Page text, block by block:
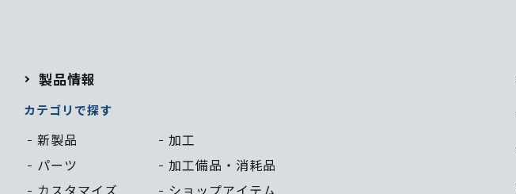
製品情報
カテゴリで探す
新製品
パーツ
カスタマイズ
加工
加工備品・ 消耗品
ショップアイテム